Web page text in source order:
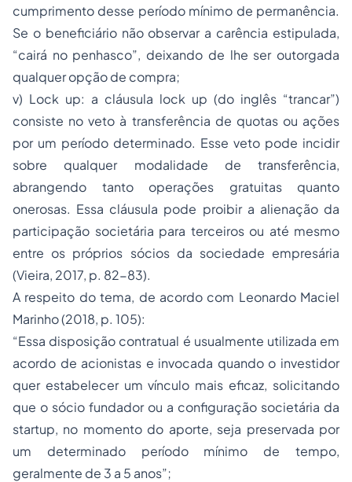
cumprimento desse período mínimo de permanência.
Se o beneficiário não observar a carência estipulada,
“cairá no penhasco”, deixando de lhe ser outorgada
qualquer opção de compra;
v) Lock up: a cláusula lock up (do inglês “trancar”)
consiste no veto à transferência de quotas ou ações
por um período determinado. Esse veto pode incidir
sobre qualquer modalidade de transferência,
abrangendo tanto operações gratuitas quanto
onerosas. Essa cláusula pode proibir a alienação da
participação societária para terceiros ou até mesmo
entre os próprios sócios da sociedade empresária
(Vieira, 2017, p. 82-83).
A respeito do tema, de acordo com Leonardo Maciel
Marinho (2018, p. 105):
“Essa disposição contratual é usualmente utilizada em
acordo de acionistas e invocada quando o investidor
quer estabelecer um vínculo mais eficaz, solicitando
que o sócio fundador ou a configuração societária da
startup, no momento do aporte, seja preservada por
um determinado período mínimo de tempo,
geralmente de 3 a 5 anos”;